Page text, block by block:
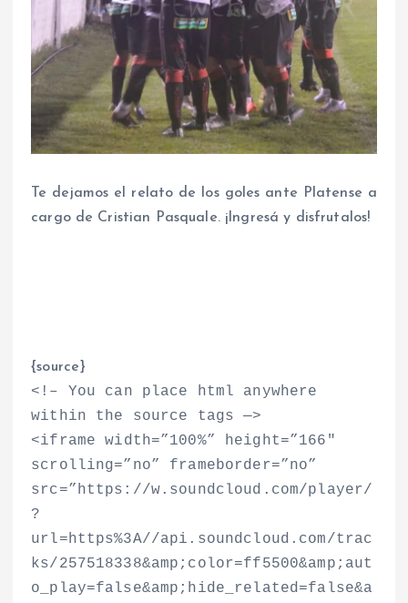
Te dejamos el relato de los goles ante Platense a
cargo de Cristian Pasquale. ¡Ingresá y disfrutalos!
{source}
< !– You can place html anywhere
within the source tags —>
<iframe width=”100%” height=”166″
scrolling=”no” frameborder=”no”
src=”https://w.soundcloud.com/player/
?
url=https%3A//api.soundcloud.com/trac
ks/257518338&amp;color=ff5500&amp;aut
o_play=false&amp;hide_related=false&a